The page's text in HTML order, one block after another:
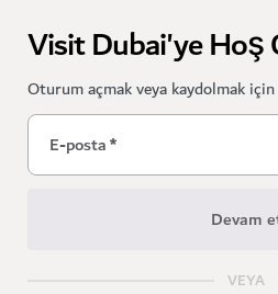
Visit Dubai'ye Hoş
Oturum açmak veya kaydolmak
E-posta*
Devam
VEYA